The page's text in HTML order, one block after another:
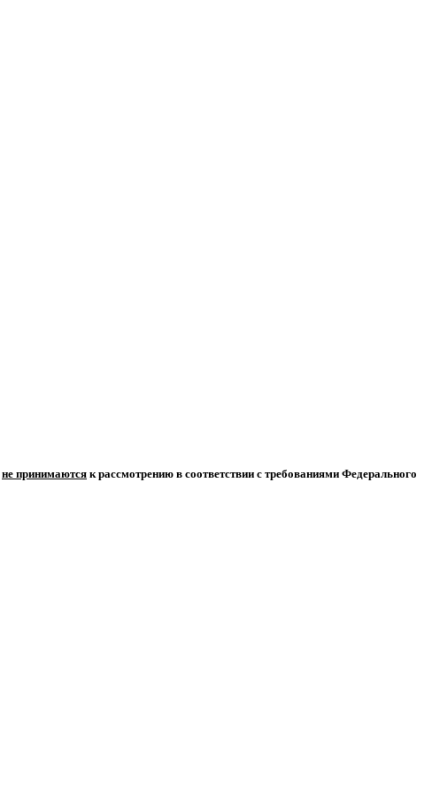
не принимаются к рассмотрению в соответствии с требованиями Федерального